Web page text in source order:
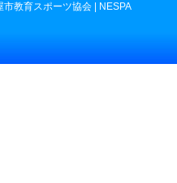
教育スポーツ協会 | NESPA